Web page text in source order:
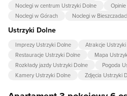
Noclegi w centrum Ustrzyki Dolne
Noclegi w Górach
Noclegi w
Ustrzyki Dolne
Imprezy Ustrzyki Dolne
Atrakcje
Restauracje Ustrzyki Dolne
Mapa
Rozkłady jazdy Ustrzyki Dolne
Pogoda
Kamery Ustrzyki Dolne
Zdjęcia Ustrzyki